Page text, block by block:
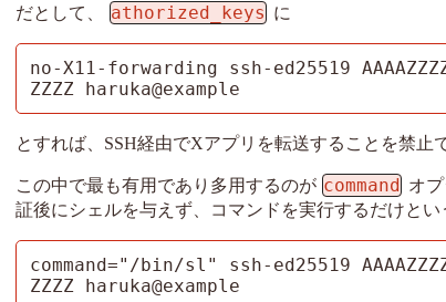
だとして、 athorized_keys に
no-X11-forwarding ssh-ed25519
ZZZZ haruka@example
とすれば、SSH経由でXアプリを転送することを禁止
この中で最も有用であり多用するのが command オ
証後にシェルを与えず、コマンドを実行するだけと
command="/bin/sl" ssh-ed25519
ZZZZ haruka@example